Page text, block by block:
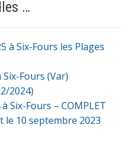
…
à Six-Fours les Plages
Fours (Var)
2024)
Six-Fours – COMPLET
10 septembre 2023